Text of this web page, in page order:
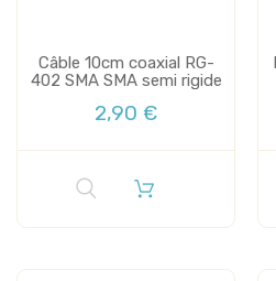
Câble 10cm coaxial RG-
402 SMA SMA semi rigide
2,90 €